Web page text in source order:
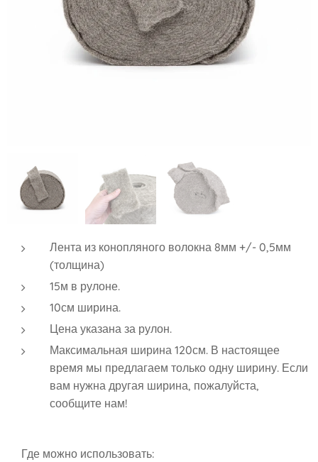
Лента из конопляного волокна 8мм +/- 0,5мм
(толщина)
15м в рулоне.
10см ширина.
Цена указана за рулон.
Максимальная ширина 120см. В настоящее
время мы предлагаем только одну ширину. Если
вам нужна другая ширина, пожалуйста,
сообщите нам!
Где можно использовать: